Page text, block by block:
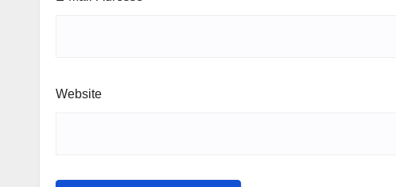
Website